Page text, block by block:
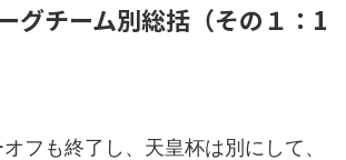
グチーム別総括（その１：1
フも終了し、天皇杯は別にして、